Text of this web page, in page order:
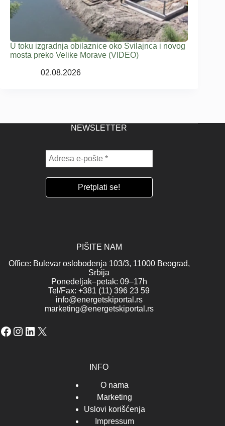
U toku izgradnja obilaznice oko Svilajnca i novog
mosta preko Velike Morave (VIDEO)
02.08.2026
NEWSLETTER
PIŠITE NAM
Office: Bulevar oslobođenja 103/3, 11000 Beograd,
Srbija
Ponedeljak–petak: 09–17h
Tel/Fax: +381 (11) 396 23 59
info@energetskiportal.rs
marketing@energetskiportal.rs
Facebook
Instagram
LinkedIn
X
INFO
O nama
Marketing
Uslovi korišćenja
Impressum